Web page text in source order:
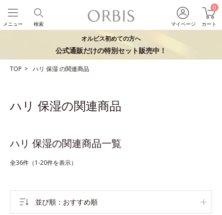
マイページ
0
カート
検索
メニュー
オルビス初めての方へ
公式通販だけの特別セット販売中！
TOP ハリ 保湿の関連商品
ハリ 保湿の関連商品
ハリ 保湿の関連商品一覧
全36件（1-20件を表示）
並び順 おすすめ順